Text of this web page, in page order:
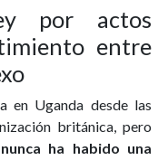
por actos
entre
en Uganda desde las
británica, pero
nunca ha habido una